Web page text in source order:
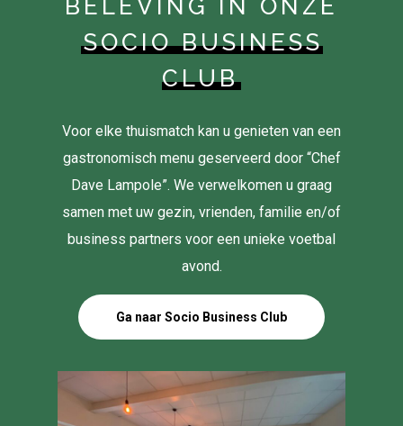
BELEVING IN ONZE
SOCIO BUSINESS
CLUB
Voor elke thuismatch kan u genieten van een
gastronomisch menu geserveerd door “Chef
Dave Lampole”. We verwelkomen u graag
samen met uw gezin, vrienden, familie en/of
business partners voor een unieke voetbal
avond.
Ga naar Socio Business Club